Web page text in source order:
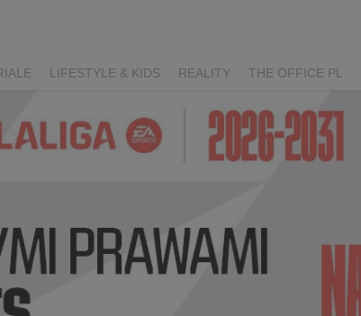
LIFESTYLE & KIDS REALITY THE OFFICE PL